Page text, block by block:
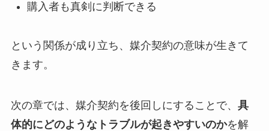
購入者も真剣に判断できる
という関係が成り立ち、媒介契約の意味が生きて
きます。
次の章では、媒介契約を後回しにすることで、 具
体的にどのようなトラブルが起きやすいのかを解